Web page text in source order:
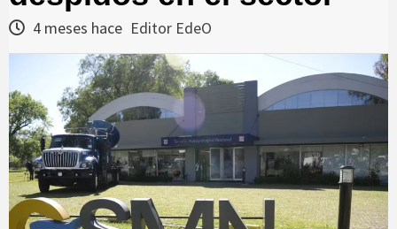
4 meses hace Editor EdeO